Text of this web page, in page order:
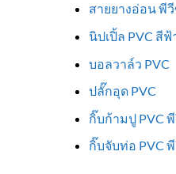
สายยางอ่อน พีวี
นิปเปิ้ล PVC สีฟ้
บอลวาล์ว PVC
ปลั๊กอุด PVC
กิ๊บก้ามปู PVC
กิ๊บจับท่อ PVC